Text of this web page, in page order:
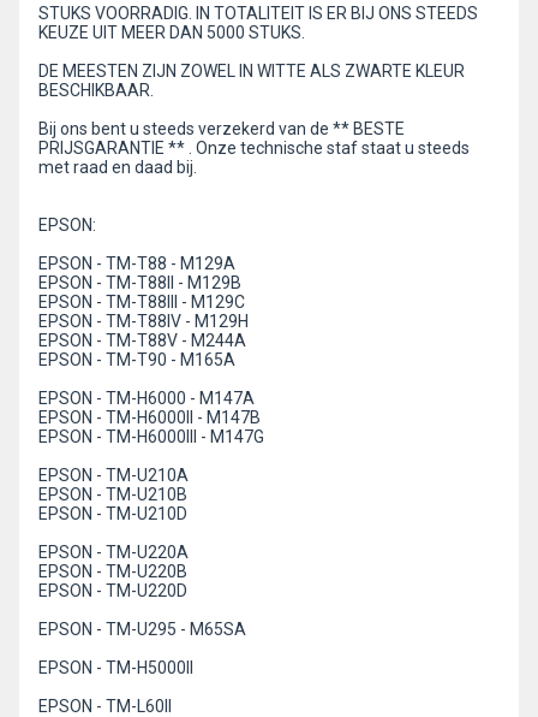
STUKS VOORRADIG. IN TOTALITEIT IS ER BIJ ONS STEEDS
KEUZE UIT MEER DAN 5000 STUKS.
DE MEESTEN ZIJN ZOWEL IN WITTE ALS ZWARTE KLEUR
BESCHIKBAAR.
Bij ons bent u steeds verzekerd van de ** BESTE
PRIJSGARANTIE ** . Onze technische staf staat u steeds
met raad en daad bij.
EPSON:
EPSON - TM-T88 - M129A
EPSON - TM-T88II - M129B
EPSON - TM-T88III - M129C
EPSON - TM-T88IV - M129H
EPSON - TM-T88V - M244A
EPSON - TM-T90 - M165A
EPSON - TM-H6000 - M147A
EPSON - TM-H6000II - M147B
EPSON - TM-H6000III - M147G
EPSON - TM-U210A
EPSON - TM-U210B
EPSON - TM-U210D
EPSON - TM-U220A
EPSON - TM-U220B
EPSON - TM-U220D
EPSON - TM-U295 - M65SA
EPSON - TM-H5000II
EPSON - TM-L60II